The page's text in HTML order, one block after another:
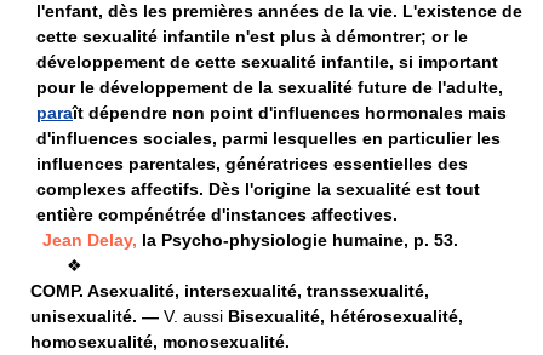
l'enfant, dès les premières années de la vie. L'existence de
cette sexualité infantile n'est plus à démontrer; or le
développement de cette sexualité infantile, si important
pour le développement de la sexualité future de l'adulte,
paraît dépendre non point d'influences hormonales mais
d'influences sociales, parmi lesquelles en particulier les
influences parentales, génératrices essentielles des
complexes affectifs. Dès l'origine la sexualité est tout
entière compénétrée d'instances affectives.
Jean Delay, la Psycho-physiologie humaine, p. 53.
❖
COMP. Asexualité, intersexualité, transsexualité,
unisexualité. — V. aussi Bisexualité, hétérosexualité,
homosexualité, monosexualité.